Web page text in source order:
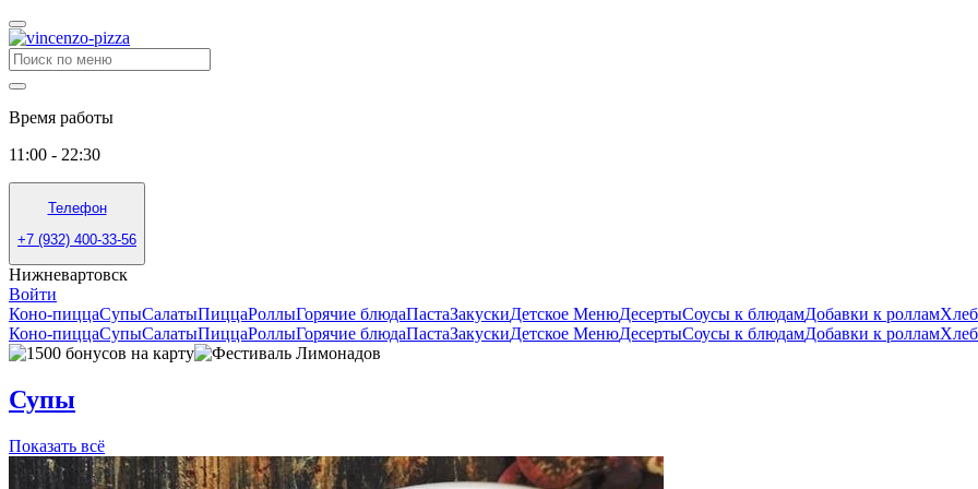
Время работы
11:00 - 22:30
Телефон
+7 (932) 400-33-56
Нижневартовск
Войти
Коно-пиццаСупыСалатыПиццаРоллыГорячие блюдаПастаЗакускиДетское МенюДесертыСоусы к блюдамДобавки к ролламХлеб
Коно-пиццаСупыСалатыПиццаРоллыГорячие блюдаПастаЗакускиДетское МенюДесертыСоусы к блюдамДобавки к ролламХлеб
Супы
Показать всё